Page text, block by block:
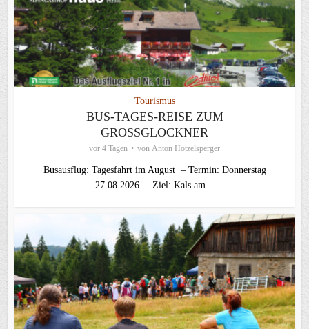
Tourismus
BUS-TAGES-REISE ZUM
GROSSGLOCKNER
vor 4 Tagen von Anton Hötzelsperger
Busausflug: Tagesfahrt im August – Termin: Donnerstag
27.08.2026 – Ziel: Kals am...